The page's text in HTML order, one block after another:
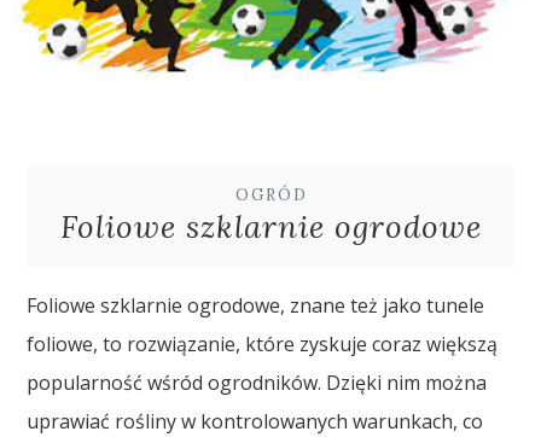
OGRÓD
Foliowe szklarnie ogrodowe
Foliowe szklarnie ogrodowe, znane też jako tunele
foliowe, to rozwiązanie, które zyskuje coraz większą
popularność wśród ogrodników. Dzięki nim można
uprawiać rośliny w kontrolowanych warunkach, co